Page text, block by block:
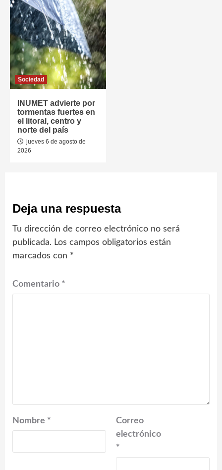
Sociedad
INUMET advierte por
tormentas fuertes en
el litoral, centro y
norte del país
jueves 6 de agosto de
2026
Deja una respuesta
Tu dirección de correo electrónico no será
publicada. Los campos obligatorios están
marcados con *
Comentario *
Nombre *
Correo
electrónico
*